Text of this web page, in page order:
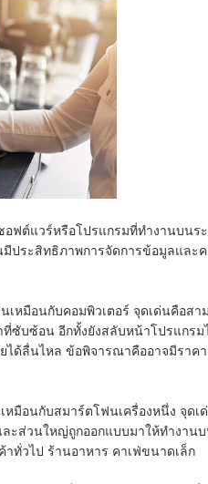
อฟต์แวร์หรือโปรแกรมที่ทำงานบนร
ประสิทธิภาพการจัดการข้อมูลและ
นเหมือนกับคอมพิวเตอร์ จุดเด่นคือส
บซ้อน อีกทั้งยังสลับหน้าโปรแกรม
ได้ลื่นไหล ข้อพิจารณาคืออาจมีราค
หมือนกับสมาร์ตโฟนเครื่องหนึ่ง จุด
ะส่วนใหญ่ถูกออกแบบมาให้ทำงาน
าทั่วไป ร้านอาหาร คาเฟ่ขนาดเล็ก